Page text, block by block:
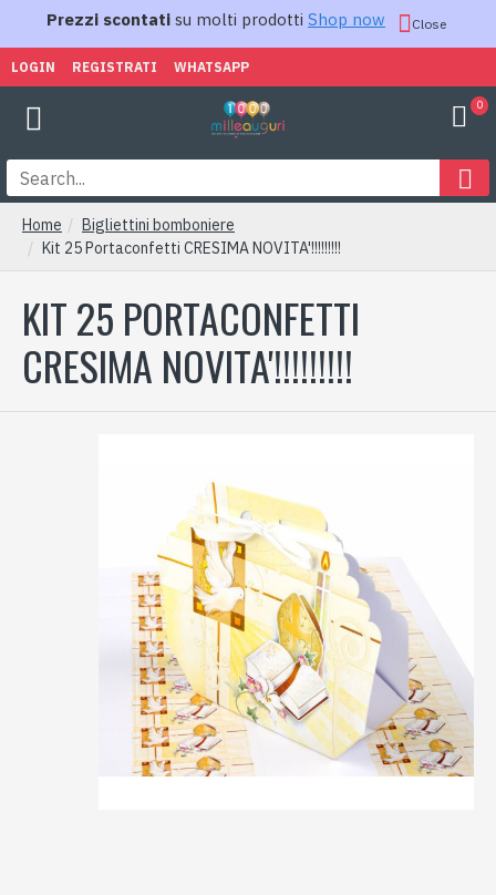
Prezzi scontati su molti prodotti Shop now Close
LOGIN REGISTRATI WHATSAPP
0
Home
Bigliettini bomboniere
Kit 25 Portaconfetti CRESIMA NOVITA'!!!!!!!!!
KIT 25 PORTACONFETTI
CRESIMA NOVITA'!!!!!!!!!